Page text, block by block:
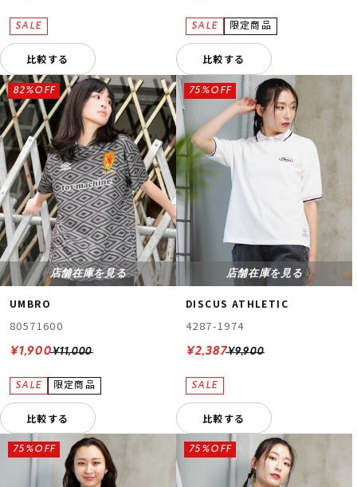
比較する 比較する
店舗在庫を見る
UMBRO
80571600
¥11,000
82%OFF
¥1,900
比較する
店舗在庫を見る
DISCUS ATHLETIC
4287-1974
¥9,900
75%OFF
¥2,387
比較する
75%OFF 75%OFF